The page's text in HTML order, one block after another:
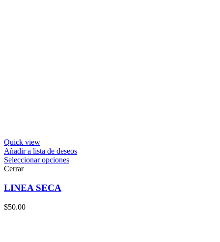
Quick view
Añadir a lista de deseos
Seleccionar opciones
Cerrar
LINEA SECA
$50.00